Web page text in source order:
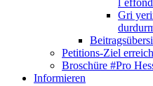
Gri
Petitions-Ziel
Broschüre #Pro
Informieren